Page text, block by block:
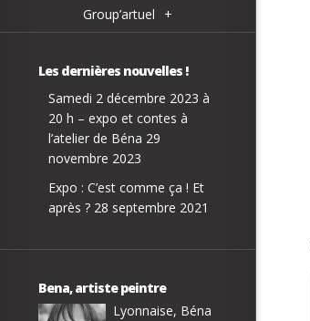
Group’artuel +
Les dernières nouvelles !
Samedi 2 décembre 2023 à
20 h – expo et contes à
l’atelier de Béna 29
novembre 2023
Expo : C’est comme ça ! Et
après ? 28 septembre 2021
Bena, artiste peintre
Lyonnaise, Béna